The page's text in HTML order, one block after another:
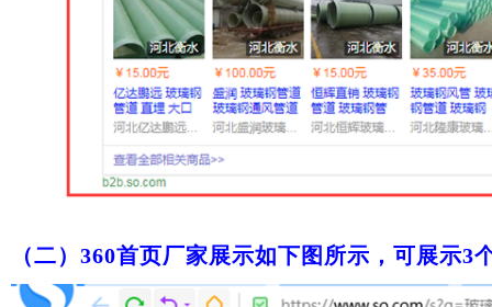
（二） 360首页厂家展示如下图所示，可展示3